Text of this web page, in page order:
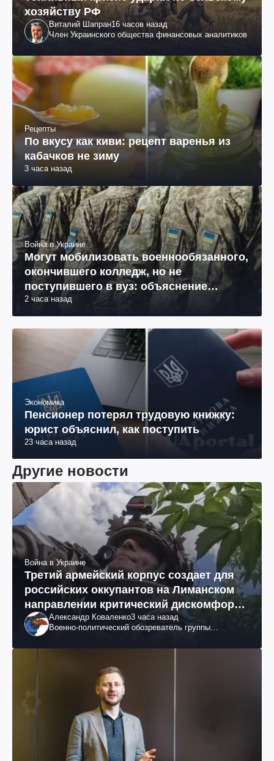
хозяйству РФ
Виталий Шапран16 часов назад
Член Украинского общества финансовых аналитиков
Рецепты
По вкусу как киви: рецепт варенья из
кабачков не зиму
3 часа назад
Война в Украине
Могут мобилизовать военнообязанного,
окончившего колледж, но не
поступившего в вуз: объяснение
юриста
2 часа назад
Экономика
Пенсионер потерял трудовую книжку:
юрист объяснил, как поступить
23 часа назад
Другие новости
Война в Украине
Третий армейский корпус создает для
российских оккупантов на Лиманском
направлении критический дискомфорт:
как это удалось
Александр Коваленко3 часа назад
Военно-политический обозреватель группы